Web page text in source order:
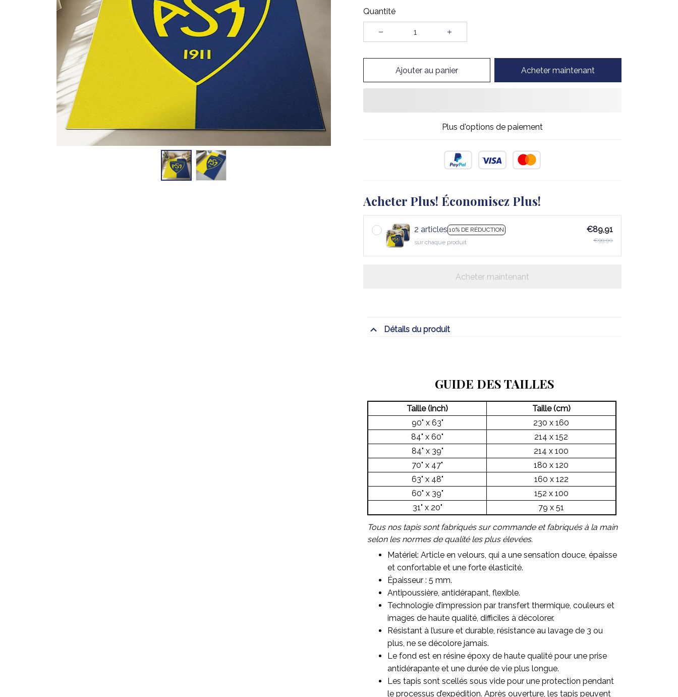
Quantité
Ajouter au panier Acheter maintenant
Plus d'options de paiement
Acheter Plus! Économisez Plus!
2 articles 10% DE RÉDUCTION
sur chaque produit
€89,91
€99,90
Acheter maintenant
Détails du produit
GUIDE DES TAILLES
Taille (inch)
Taille (cm)
90" x 63"
230 x 160
84" x 60"
214 x 152
84" x 39"
214 x 100
70" x 47"
180 x 120
63" x 48"
160 x 122
60" x 39"
152 x 100
31" x 20"
79 x 51
Tous nos tapis sont fabriqués sur commande et fabriqués à la main
selon les normes de qualité les plus élevées.
Matériel: Article en velours, qui a une sensation douce, épaisse
et confortable et une forte élasticité.
Épaisseur : 5 mm.
Antipoussière, antidérapant, flexible.
Technologie d’impression par transfert thermique, couleurs et
images de haute qualité, difficiles à décolorer.
Résistant à l’usure et durable, résistance au lavage de 3 ou
plus, ne se décolore jamais.
Le fond est en résine époxy de haute qualité pour une prise
antidérapante et une durée de vie plus longue.
Les tapis sont scellés sous vide pour une protection pendant
le processus d’expédition. Après ouverture, les tapis peuvent